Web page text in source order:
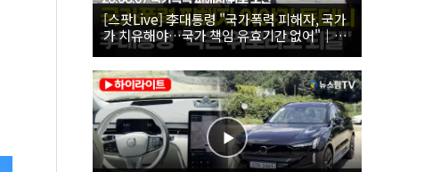
[스팟Live] 李대통령 "국가폭력 피해자, 국가
가 치유해야…국가 책임 유효기간 없어"｜
26.08.07 국가폭력 피해자 위로 오찬